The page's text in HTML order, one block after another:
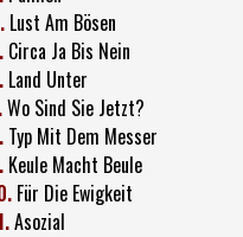
Lust Am Bösen
Circa Ja Bis Nein
Land Unter
Wo Sind Sie Jetzt?
Typ Mit Dem Messer
Keule Macht Beule
Für Die Ewigkeit
Asozial